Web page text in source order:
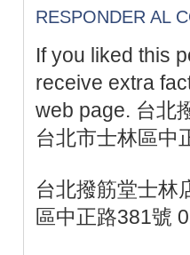
RESPONDER AL
If you liked this
receive extra
web page. 台北
台北市士林區中
台北撥筋堂士林
區中正路381號